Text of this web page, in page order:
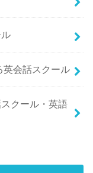
英会話スクール
クール・英語